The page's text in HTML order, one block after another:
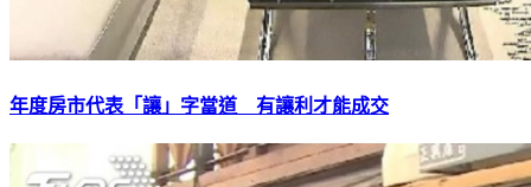
年度房市代表「讓」字當道 有讓利才能成交